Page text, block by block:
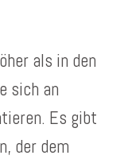
als in den
sich an
Es gibt
der dem